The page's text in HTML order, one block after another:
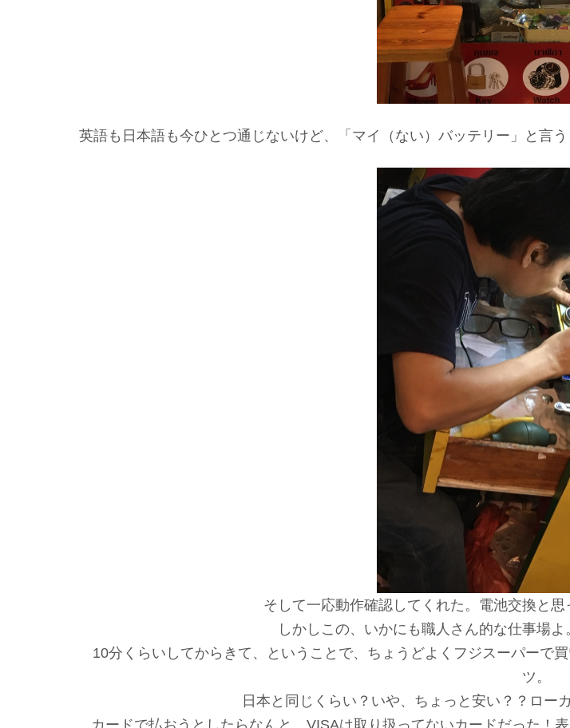
英語も日本語も今ひとつ通じないけど、 「マイ（ない）バッテリー」と言う
そして一応動作確認してくれた。電池交換と思
しかしこの、いかにも職人さん的な仕事場
10分くらいしてからきて、ということで、ちょうどよくフジスーパーで
ツ。
日本と同じくらい？いや、ちょっと安い？？ロー